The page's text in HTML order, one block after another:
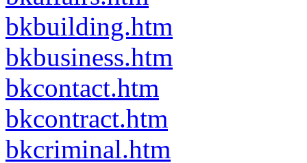
bkbuilding.htm
bkbusiness.htm
bkcontact.htm
bkcontract.htm
bkcriminal.htm